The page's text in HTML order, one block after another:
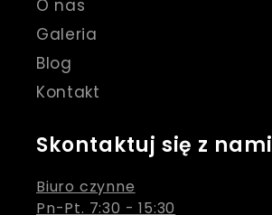
O nas
Galeria
Blog
Kontakt
Skontaktuj się z nami
Biuro czynne
Pn-Pt. 7:30 - 15:30